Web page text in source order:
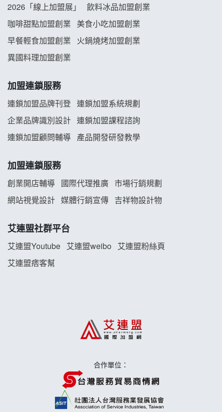
龍涎居好湯加盟說明會
舒油頭加盟說明會
義氣豐發雞加盟說明會
Mr.Wish加盟說明會
雞咕雞咕加盟說明會
TEA TOP加盟說明會
珍好味臭臭鍋加盟說明會
藍象廷泰式火鍋加盟說明會
日十。早午食加盟說明會
莫尼早餐Morni加盟說明會
2026「線上加盟展」
飲料冰品加盟創業
咖啡甜點加盟創業
美食小吃加盟創業
早餐輕食加盟創業
火鍋燒烤加盟創業
異國料理加盟創業
加盟連鎖服務
連鎖加盟品牌刊登 連鎖加盟系統規劃
企業品牌識別設計 連鎖加盟課程諮詢
連鎖加盟顧問輔導 產品開發研發教學
加盟連鎖服務
創業開店輔導 國際代理推廣 市場行銷規劃
網站視覺設計 媒體行銷宣傳 吉祥物設計物
艾連盟社群平台
艾連盟Youtube 艾連盟weibo
艾連盟粉絲頁
艾連盟痞客幫
合作單位：